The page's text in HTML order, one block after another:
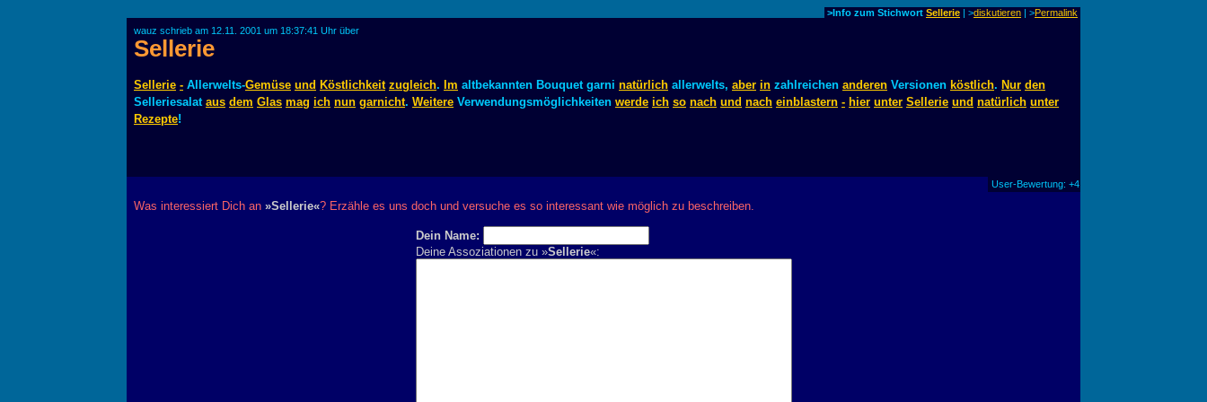
>Info zum Stichwort Sellerie | >diskutieren | >Permalink
wauz schrieb am 12.11. 2001 um 18:37:41 Uhr über
Sellerie
Sellerie - Allerwelts-Gemüse und Köstlichkeit zugleich. Im altbekannten Bouquet garni natürlich allerwelts, aber in zahlreichen anderen Versionen köstlich. Nur den
Selleriesalat aus dem Glas mag ich nun garnicht. Weitere Verwendungsmöglichkeiten werde ich so nach und nach einblastern - hier unter Sellerie und natürlich unter
Rezepte!
User-Bewertung: +4
Was interessiert Dich an »Sellerie«? Erzähle es uns doch und versuche es so interessant wie möglich zu beschreiben.
Dein Name:
Deine Assoziationen zu »Sellerie«: